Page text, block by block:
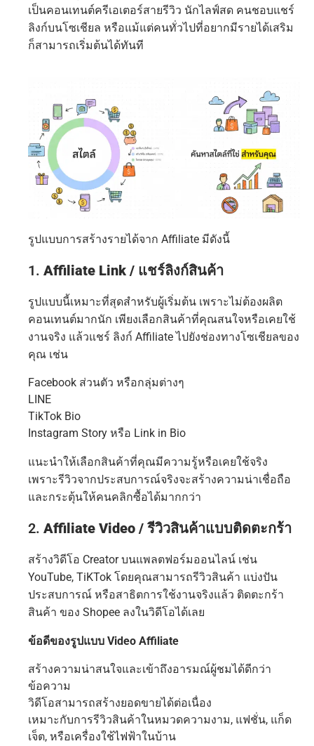
เป็นคอนเทนต์ครีเอเตอร์สายรีวิว นักไลฟ์สด คนชอบแชร์
ลิงก์บนโซเชียล หรือแม้แต่คนทั่วไปที่อยากมีรายได้เสริม
ก็สามารถเริ่มต้นได้ทันที
รูปแบบการสร้างรายได้จาก Affiliate มีดังนี้
1. Affiliate Link / แชร์ลิงก์สินค้า
รูปแบบนี้เหมาะที่สุดสำหรับผู้เริ่มต้น เพราะไม่ต้องผลิต
คอนเทนต์มากนัก เพียงเลือกสินค้าที่คุณสนใจหรือเคยใช้
งานจริง แล้วแชร์ ลิงก์ Affiliate ไปยังช่องทางโซเชียลของ
คุณ เช่น
Facebook ส่วนตัว หรือกลุ่มต่างๆ
LINE
TikTok Bio
Instagram Story หรือ Link in Bio
แนะนำให้เลือกสินค้าที่คุณมีความรู้หรือเคยใช้จริง
เพราะรีวิวจากประสบการณ์จริงจะสร้างความน่าเชื่อถือ
และกระตุ้นให้คนคลิกซื้อได้มากกว่า
2. Affiliate Video / รีวิวสินค้าแบบติดตะกร้า
สร้างวิดีโอ Creator บนแพลตฟอร์มออนไลน์ เช่น
YouTube, TiKTok โดยคุณสามารถรีวิวสินค้า แบ่งปัน
ประสบการณ์ หรือสาธิตการใช้งานจริงแล้ว ติดตะกร้า
สินค้า ของ Shopee ลงในวิดีโอได้เลย
ข้อดีของรูปแบบ Video Affiliate
สร้างความน่าสนใจและเข้าถึงอารมณ์ผู้ชมได้ดีกว่า
ข้อความ
วิดีโอสามารถสร้างยอดขายได้ต่อเนื่อง
เหมาะกับการรีวิวสินค้าในหมวดความงาม, แฟชั่น, แก็ด
เจ็ต, หรือเครื่องใช้ไฟฟ้าในบ้าน